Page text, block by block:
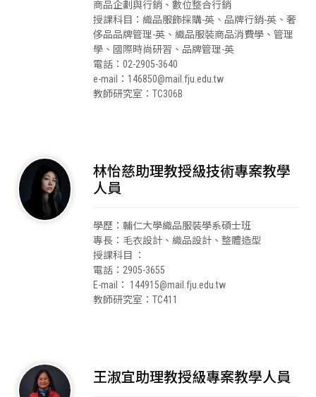
商品企劃與行銷、數位整合行銷
授課科目：織品服飾採購-英、品牌行銷-英、奢
侈品品牌管理-英、織品服裝商品消費學、管理
學、國際時尚研習、品牌管理-英
電話：02-2905-3640
e-mail：146850@mail.fju.edu.tw
教師研究室：TC306B
林怡慈助理教授級技術專案教學
人員
學歷：輔仁大學織品服裝學系碩士班
專長：毛衣設計、織品設計、整體造型
授課科目 ：
電話：2905-3655
E-mail： 144915@mail.fju.edu.tw
教師研究室：TC411
王淑宜助理教授級專案教學人員